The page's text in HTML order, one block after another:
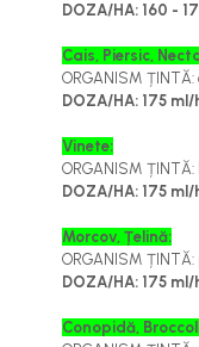
Îngrășăminte
Îngrășăminte
Îngrășăminte
Regulatori de
Vinificație
Antioxidanți /
Echipamente
Igienizare /
Limpezire
DOZA/HA: 160 -
Cais, Piersic,
ORGANISM
DOZA/HA: 175 ml/
Vinete:
ORGANISM
DOZA/HA: 175 ml/
Morcov, Țelină:
ORGANISM ȚINTĂ:
DOZA/HA: 175 ml/
Conopidă,